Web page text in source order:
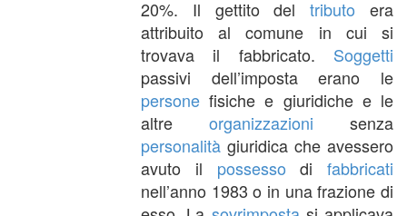
20%. Il gettito deltributo era
attribuito al comune in cui si
trovava il fabbricato. Soggetti
passivi dell’imposta erano le
persone fisiche e giuridiche e le
altre organizzazioni senza
personalità giuridica che avessero
avuto il possesso di fabbricati
nell’anno 1983 o in una frazione di